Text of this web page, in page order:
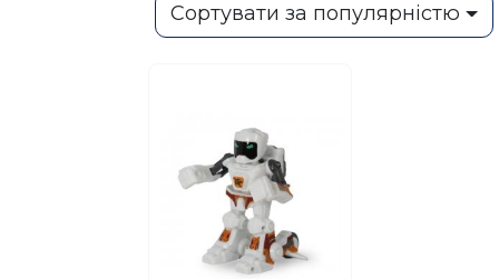
Сортувати за популярністю